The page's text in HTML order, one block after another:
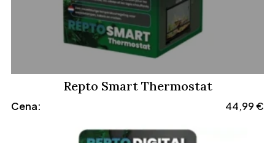
Repto Smart Thermostat
Cena: 44,99€